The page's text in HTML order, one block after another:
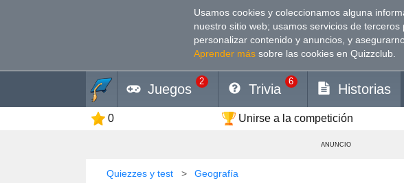
Usamos cookies y coleccionamos alguna
nuestro sitio web; usamos servicios de
personalizar contenido y anuncios, y
Aprender más sobre las cookies en Quizzclub.
Juegos
2
Trivia
6
Historias
0 Unirse a la competición
ANUNCIO
Quiezzes y test Geografía